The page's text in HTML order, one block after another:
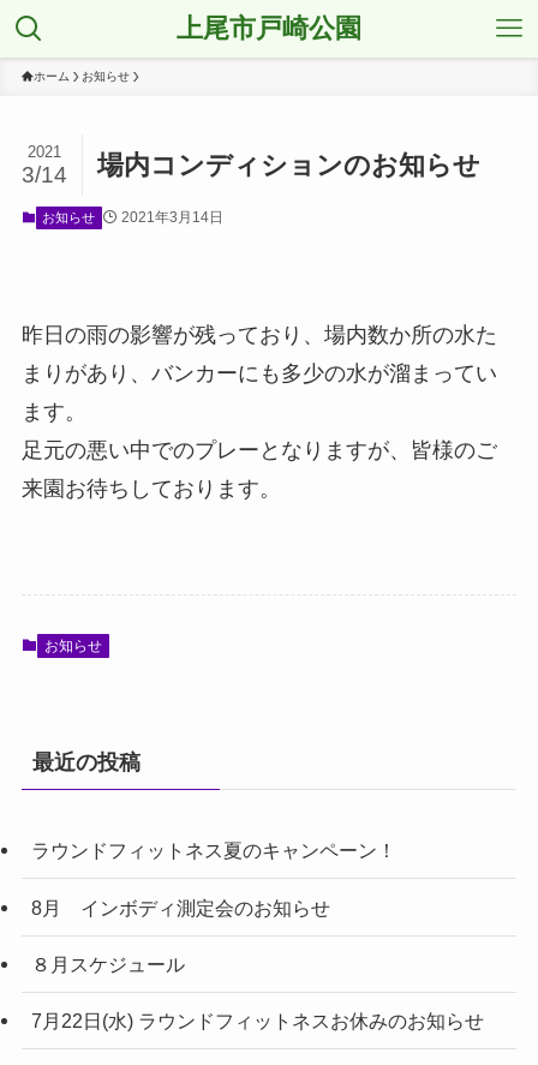
上尾市戸崎公園
ホーム お知らせ
場内コンディションのお知らせ
2021
3/14
お知らせ 2021年3月14日
昨日の雨の影響が残っており、場内数か所の水た
まりがあり、バンカーにも多少の水が溜まってい
ます。
足元の悪い中でのプレーとなりますが、皆様のご
来園お待ちしております。
お知らせ
最近の投稿
ラウンドフィットネス夏のキャンペーン！
8月 インボディ測定会のお知らせ
８月スケジュール
7月22日(水) ラウンドフィットネスお休みのお知らせ